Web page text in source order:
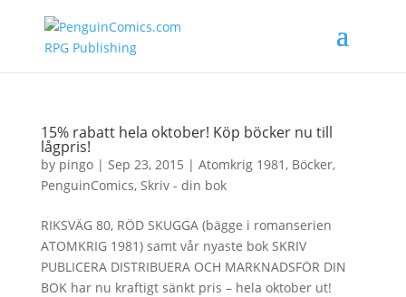
15% rabatt hela oktober! Köp böcker nu till
lågpris!
by pingo| Sep 23, 2015 | Atomkrig 1981, Böcker,
PenguinComics, Skriv - din bok
RIKSVÄG 80, RÖD SKUGGA (bägge i romanserien
ATOMKRIG 1981) samt vår nyaste bok SKRIV
PUBLICERA DISTRIBUERA OCH MARKNADSFÖR DIN
BOK har nu kraftigt sänkt pris – hela oktober ut!